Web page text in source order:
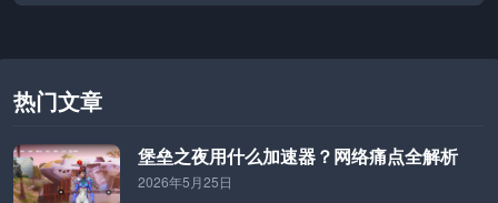
热门文章
堡垒之夜用什么加速器？网络痛点全解析
2026年5月25日